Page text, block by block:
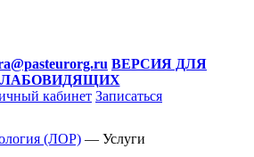
ВЕРСИЯ ДЛЯ
кабинет Записаться
(ЛОР) — Услуги